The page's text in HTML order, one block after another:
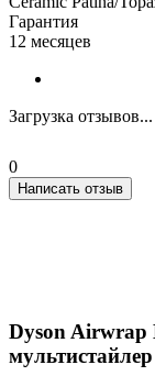
Гарантия
12 месяцев
Загрузка отзывов...
0
Написать отзыв
Dyson Airwrap
мультистайлер